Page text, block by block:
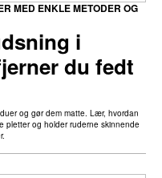
i
du fedt
MED ENKLE METODER OG
og gør dem matte. Lær, hvordan
pletter og holder ruderne skinnende